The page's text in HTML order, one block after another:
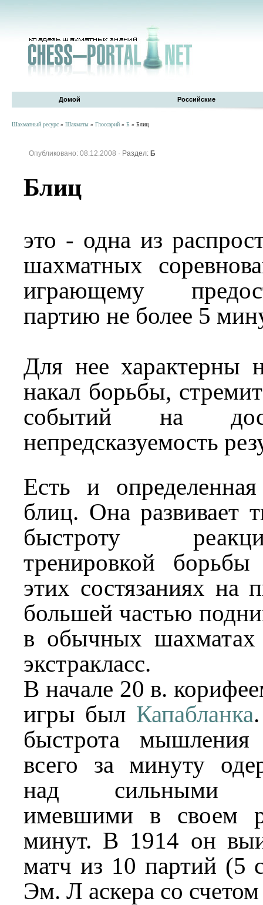
Домой Российские
Шахматный ресурс » Шахматы » Глоссарий » Б » Блиц
Опубликовано: 08.12.2008 · Раздел: Б
Блиц
это - одна из
шахматных
играющему
партию не более 5
Для нее характерны
накал борьбы,
событий на
непредсказуемость
Есть и
блиц. Она развивает
быстроту
тренировкой
этих состязаниях на
большей частью
в обычных шахматах
экстракласс.
В начале 20 в.
игры был Капабланка
быстрота мышления
всего за минуту
над сильными
имевшими в своем
минут. В 1914 он
матч из 10 партий (5
Эм. Л аскера со